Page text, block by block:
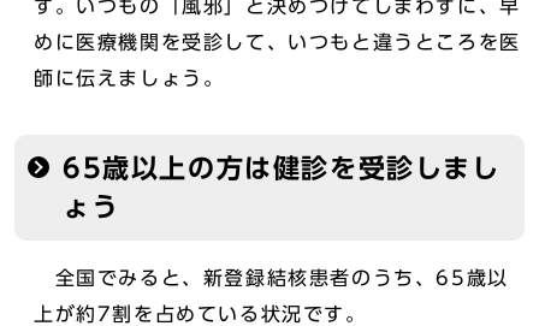
す。いつもの「風邪」と決めつけてしまわずに、早
めに医療機関を受診して、いつもと違うところを医
師に伝えましょう。
65歳以上の方は健診を受診しまし
ょう
全国でみると、新登録結核患者のうち、65歳以
上が約7割を占めている状況です。